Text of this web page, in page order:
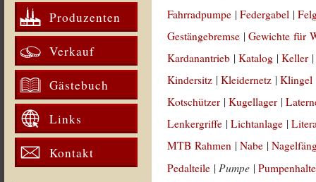
Produzenten
Verkauf
Gästebuch
Links
Kontakt
Fahrradpumpe |Federgabel |
Gestängebremse |Gewichte für
Kardanantrieb |Katalog |Keller
Kindersitz |Kleidernetz |Klingel
Kotschützer |Kugellager |
Lenkergriffe |Lichtanlage |
MTB Rahmen |Nabe |
Pedalteile |Pumpe |